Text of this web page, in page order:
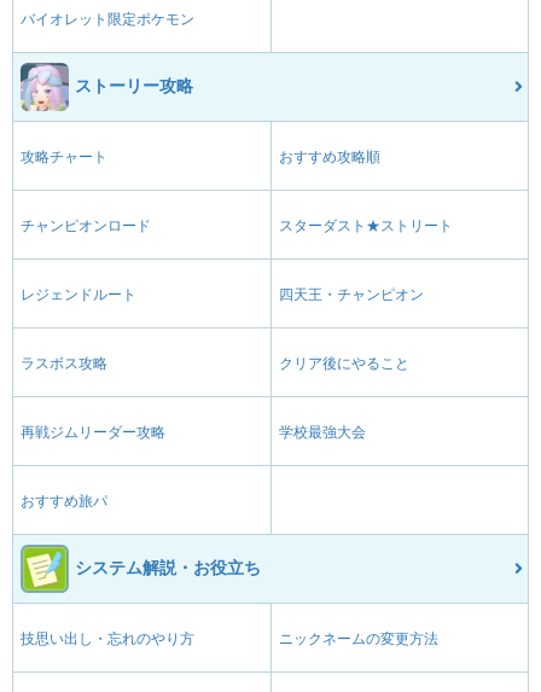
バイオレット限定ポケモン
ストーリー攻略
攻略チャート おすすめ攻略順
チャンピオンロード スターダスト★ストリート
レジェンドルート 四天王・チャンピオン
ラスボス攻略 クリア後にやること
再戦ジムリーダー攻略 学校最強大会
おすすめ旅パ
システム解説・お役立ち
技思い出し・忘れのやり方 ニックネームの変更方法